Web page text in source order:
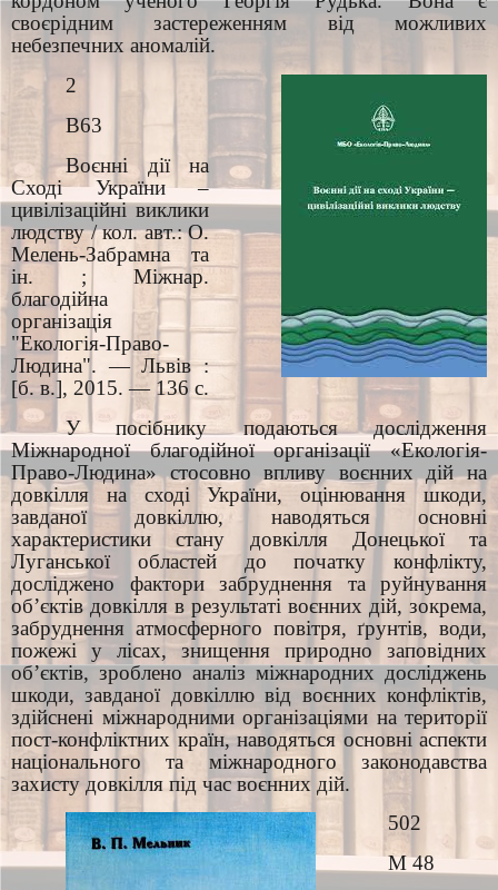
своєрідним застереженням від можливих
небезпечних аномалій.
2
В63
Воєнні дії на
Сході України –
цивілізаційні виклики
людству / кол. авт.: О.
Мелень-Забрамна та
ін. ; Міжнар.
благодійна
організація
"Екологія-Право-
Людина". — Львів :
[б. в.], 2015. — 136 с.
У посібнику подаються дослідження
Міжнародної благодійної організації «Екологія-
Право-Людина» стосовно впливу воєнних дій на
довкілля на сході України, оцінювання шкоди,
завданої довкіллю, наводяться основні
характеристики стану довкілля Донецької та
Луганської областей до початку конфлікту,
досліджено фактори забруднення та руйнування
об’єктів довкілля в результаті воєнних дій, зокрема,
забруднення атмосферного повітря, ґрунтів, води,
пожежі у лісах, знищення природно заповідних
об’єктів, зроблено аналіз міжнародних досліджень
шкоди, завданої довкіллю від воєнних конфліктів,
здійснені міжнародними організаціями на території
пост-конфліктних країн, наводяться основні аспекти
національного та міжнародного законодавства
захисту довкілля під час воєнних дій.
502
М 48